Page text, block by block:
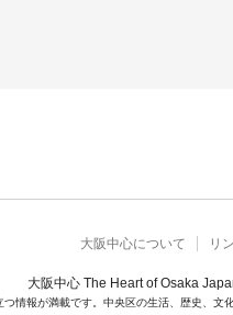
大阪中心について リ
大阪中心 The Heart of Osaka
情報が満載です。中央区の生活、歴史、文